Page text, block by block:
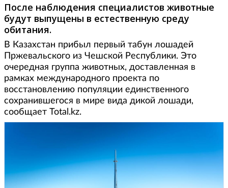
После наблюдения специалистов животные
будут выпущены в естественную среду
обитания.
В Казахстан прибыл первый табун лошадей
Пржевальского из Чешской Республики. Это
очередная группа животных, доставленная в
рамках международного проекта по
восстановлению популяции единственного
сохранившегося в мире вида дикой лошади,
сообщает Total.kz.